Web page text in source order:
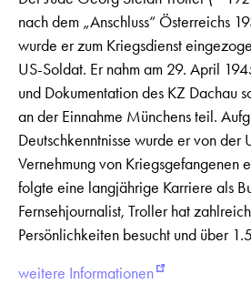
nach dem „Anschluss“ Österreichs
wurde er zum Kriegsdienst
US-Soldat. Er nahm am 29. April
und Dokumentation des KZ Dachau
an der Einnahme Münchens teil.
Deutschkenntnisse wurde er von der
Vernehmung von Kriegsgefangenen
folgte eine langjährige Karriere als
Fernsehjournalist, Troller hat
Persönlichkeiten besucht und über
weitere Informationen